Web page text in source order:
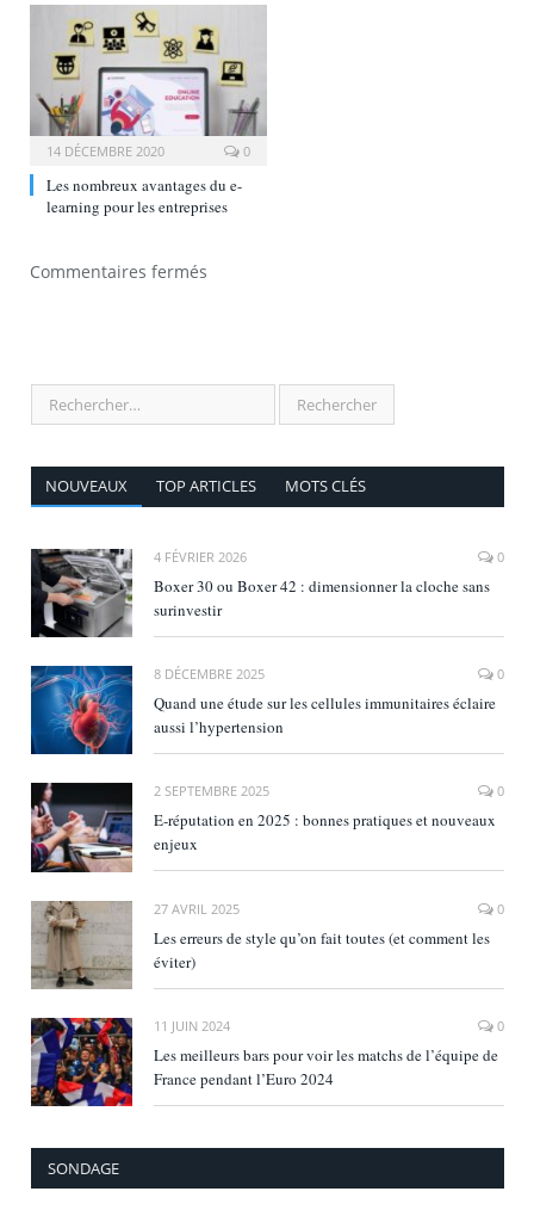
14 DÉCEMBRE 2020 0
Les nombreux avantages du e-
learning pour les entreprises
Commentaires fermés
NOUVEAUX TOP ARTICLES MOTS CLÉS
4 FÉVRIER 2026 0
Boxer 30 ou Boxer 42 : dimensionner la cloche sans
surinvestir
8 DÉCEMBRE 2025 0
Quand une étude sur les cellules immunitaires éclaire
aussi l’hypertension
2 SEPTEMBRE 2025 0
E‑réputation en 2025 : bonnes pratiques et nouveaux
enjeux
27 AVRIL 2025 0
Les erreurs de style qu’on fait toutes (et comment les
éviter)
11 JUIN 2024 0
Les meilleurs bars pour voir les matchs de l’équipe de
France pendant l’Euro 2024
SONDAGE